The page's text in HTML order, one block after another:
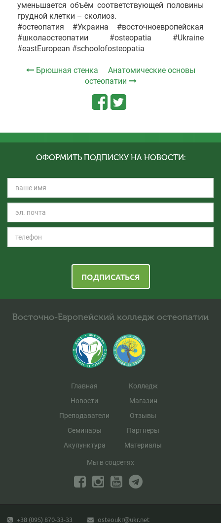
уменьшается объём соответствующей половины
грудной клетки – cколиоз.
#остеопатия #Украина #восточноевропейская
#школаостеопатии #osteopatia #Ukraine
#eastEuropean #schoolofosteopatia
Брюшная стенка
Анатомические основы
остеопатии
ОФОРМИТЬ ПОДПИСКУ НА НОВОСТИ:
ПОДПИСАТЬСЯ
Восточно-Европейский колледж остеопатии
Главная
Новости
Преподаватели
Семинары
Акупунктура
Колледж
Магазин
Отзывы
Партнеры
Материалы
Мы в соцсетях
+38 (095) 870-33-33 osteoukr@ukr.net